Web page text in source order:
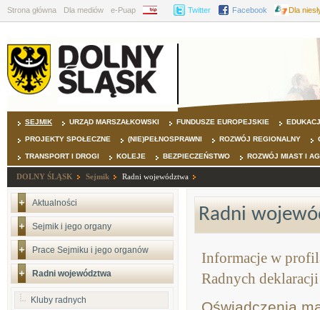
Strona główna Dla mediów e-Puap BIP Twitter Facebook Dla
SEJMIK URZĄD MARSZAŁKOWSKI FUNDUSZE EUROPEJSKIE
PROJEKTY SPOŁECZNE (NIE)PEŁNOSPRAWNI ROZWÓJ REGIONALNY
TRANSPORT I DROGI KOLEJE BEZPIECZEŃSTWO ROZWÓJ MIAST I
DOLNY ŚLĄSK Sejmik Radni województwa
Aktualności
Sejmik i jego organy
Prace Sejmiku i jego organów
Radni województwa
Kluby radnych
Radni
Informacje w
Radnych deklaracji